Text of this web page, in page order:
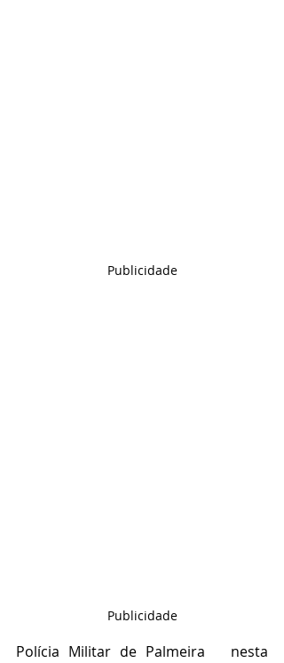
Publicidade
Publicidade
Polícia Militar de Palmeira   nesta